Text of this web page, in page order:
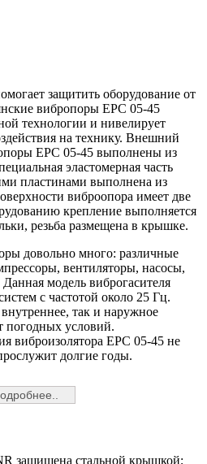
защитить оборудование от
вибропоры EPC 05-45
технологии и нивелирует
на технику. Внешний
EPC 05-45 выполнены из
эластомерная часть
пластинами выполнена из
виброопора имеет две
крепление выполняется
резьба размещена в крышке.
довольно много: различные
вентиляторы, насосы,
модель виброгасителя
с частотой около 25 Гц.
так и наружное
погодных условий.
виброизолятора EPC 05-45 не
долгие годы.
защищена стальной крышкой;